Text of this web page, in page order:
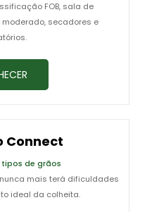
FOB, sala de
secadores e
Connect
de grãos
mais terá dificuldades
ideal da colheita.